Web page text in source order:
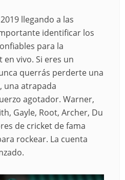
llegando a las
identificar los
para la
vivo. Si eres un
querrás perderte una
una atrapada
agotador. Warner,
Gayle, Root, Archer, Du
de cricket de fama
rockear. La cuenta